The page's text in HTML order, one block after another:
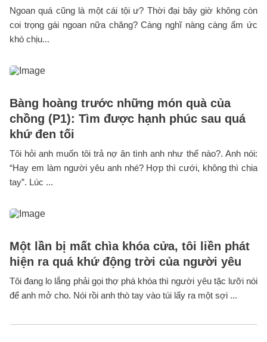
Ngoan quá cũng là một cái tội ư? Thời đại bây giờ không còn
coi trọng gái ngoan nữa chăng? Càng nghĩ nàng càng ấm ức
khó chịu...
Bàng hoàng trước những món quà của
chồng (P1): Tìm được hạnh phúc sau quá
khứ đen tối
Tôi hỏi anh muốn tôi trả nợ ân tình anh như thế nào?. Anh nói:
“Hay em làm người yêu anh nhé? Hợp thì cưới, không thì chia
tay”. Lúc ...
Một lần bị mất chìa khóa cửa, tôi liền phát
hiện ra quá khứ động trời của người yêu
Tôi đang lo lắng phải gọi thợ phá khóa thì người yêu tặc lưỡi nói
để anh mở cho. Nói rồi anh thò tay vào túi lấy ra một sợi ...